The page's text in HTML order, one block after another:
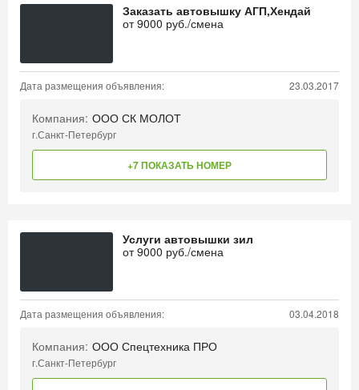
Заказать автовышку АГП,Хендай
от9000 руб./смена
Дата размещения объявления: 23.03.2017
Компания: ООО СК МОЛОТ
г.Санкт-Петербург
+7 ПОКАЗАТЬ НОМЕР
Услуги автовышки зил
от9000 руб./смена
Дата размещения объявления: 03.04.2018
Компания: ООО Спецтехника ПРО
г.Санкт-Петербург